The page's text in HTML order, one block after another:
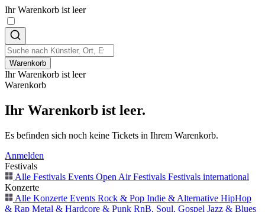
Ihr Warenkorb ist leer
Warenkorb
Ihr Warenkorb ist leer
Warenkorb
Ihr Warenkorb ist leer.
Es befinden sich noch keine Tickets in Ihrem Warenkorb.
Anmelden
Festivals
Alle Festivals Events Open AirFestivals Festivals international
Konzerte
Alle Konzerte Events Rock & Pop Indie & Alternative HipHop
& Rap Metal & Hardcore & Punk RnB, Soul, Gospel Jazz & Blues